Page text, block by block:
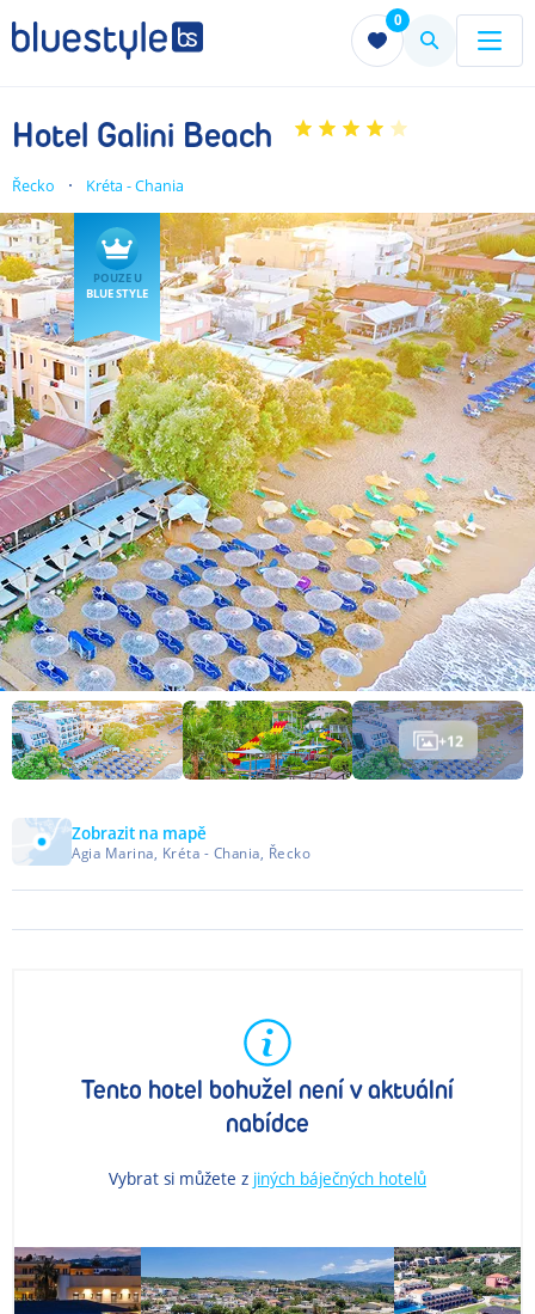
0
Menu Menu
Hotel Galini Beach
Řecko Kréta - Chania
POUZE U
BLUE STYLE
+12
Zobrazit na mapě
Agia Marina, Kréta - Chania, Řecko
Tento hotel bohužel není v aktuální
nabídce
Vybrat si můžete z jiných báječných hotelů